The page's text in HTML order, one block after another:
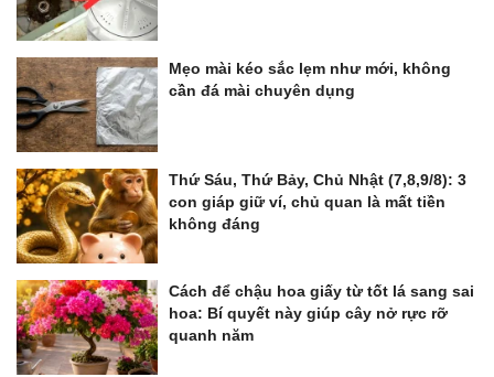
Mẹo mài kéo sắc lẹm như mới, không
cần đá mài chuyên dụng
Thứ Sáu, Thứ Bảy, Chủ Nhật (7,8,9/8): 3
con giáp giữ ví, chủ quan là mất tiền
không đáng
Cách để chậu hoa giấy từ tốt lá sang sai
hoa: Bí quyết này giúp cây nở rực rỡ
quanh năm